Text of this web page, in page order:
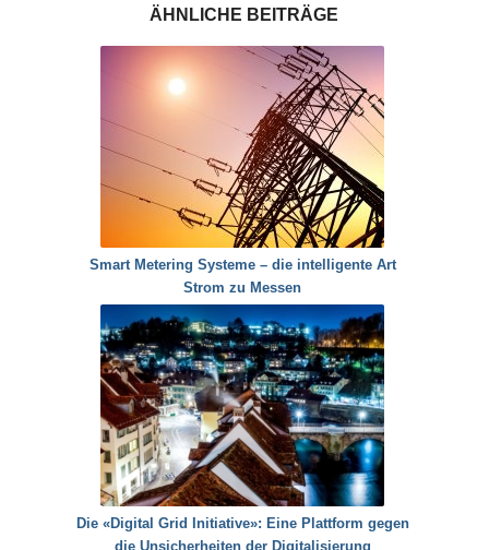
ÄHNLICHE BEITRÄGE
Smart Metering Systeme – die intelligente Art
Strom zu Messen
Die «Digital Grid Initiative»: Eine Plattform gegen
die Unsicherheiten der Digitalisierung